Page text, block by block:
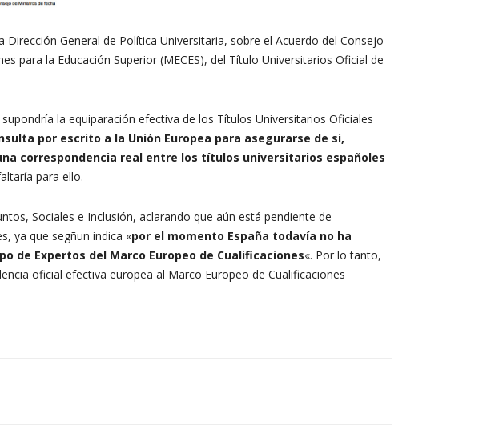
General de Política Universitaria, sobre el Acuerdo del Consejo
para la Educación Superior (MECES), del Título Universitarios Oficial de
la equiparación efectiva de los Títulos Universitarios Oficiales
por escrito a la Unión Europea para asegurarse de si,
correspondencia real entre los títulos universitarios españoles
para ello.
Sociales e Inclusión, aclarando que aún está pendiente de
ya que segñun indica «por el momento España todavía no ha
de Expertos del Marco Europeo de Cualificaciones«. Por lo tanto,
oficial efectiva europea al Marco Europeo de Cualificaciones